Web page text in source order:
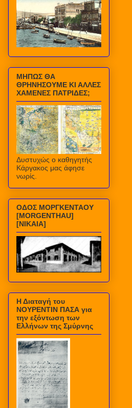
ΜΗΠΩΣ ΘΑ
ΘΡΗΝΗΣΟΥΜΕ ΚΙ ΑΛΛΕΣ
ΧΑΜΕΝΕΣ ΠΑΤΡΙΔΕΣ;
Δυστυχώς ο καθηγητής
Κάργακος μας άφησε
νωρίς.
ΟΔΟΣ ΜΟΡΓΚΕΝΤΑΟΥ
[MORGENTHAU]
[ΝΙΚΑΙΑ]
Η Διαταγή του
ΝΟΥΡΕΝΤΙΝ ΠΑΣΑ για
την εξόντωση των
Ελλήνων της Σμύρνης